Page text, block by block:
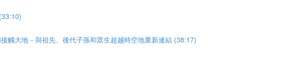
觸大地－與祖先、後代子孫和眾生超越時空地重新連結 (38:17)